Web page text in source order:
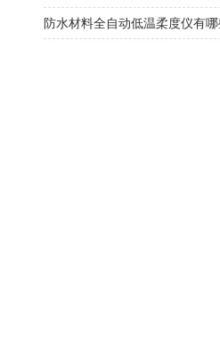
防水材料全自动低温柔度仪有